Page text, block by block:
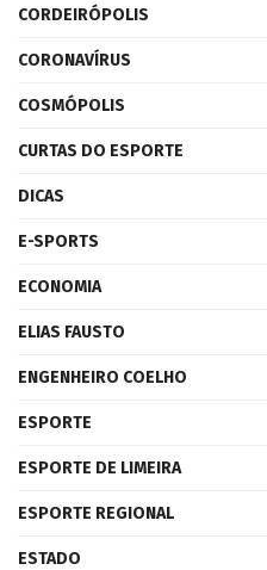
CORDEIRÓPOLIS
CORONAVÍRUS
COSMÓPOLIS
CURTAS DO ESPORTE
DICAS
E-SPORTS
ECONOMIA
ELIAS FAUSTO
ENGENHEIRO COELHO
ESPORTE
ESPORTE DE LIMEIRA
ESPORTE REGIONAL
ESTADO